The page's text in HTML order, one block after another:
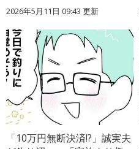
2026年5月11日 09:43 更新
「10万円無断決済!?」誠実夫